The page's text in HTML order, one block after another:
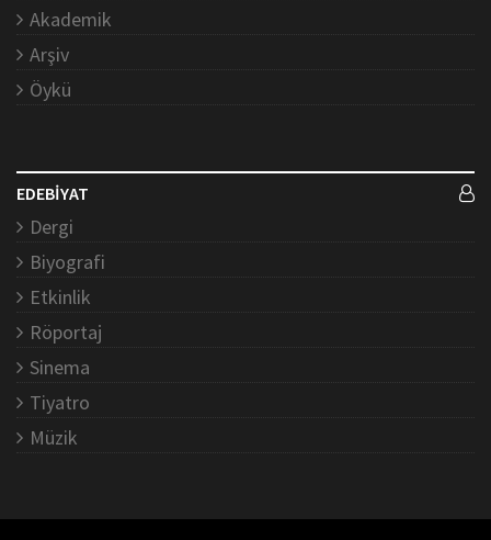
Akademik
Arşiv
Öykü
EDEBİYAT
Dergi
Biyografi
Etkinlik
Röportaj
Sinema
Tiyatro
Müzik